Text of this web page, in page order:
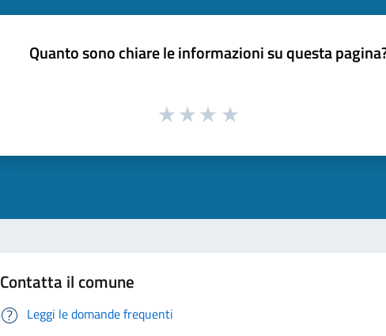
Quanto sono chiare le informazioni su questa
Contatta il comune
Leggi le domande frequenti